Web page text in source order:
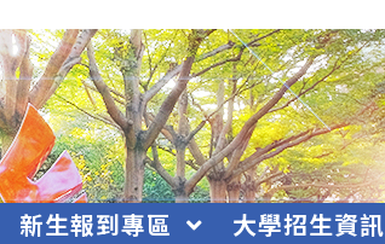
新生報到專區 大學招生資訊